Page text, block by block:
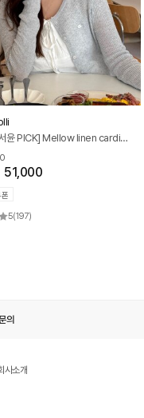
[3차][서윤 PICK] Mellow linen cardigan_5 Colors
51,000
5(197)
의
사소개